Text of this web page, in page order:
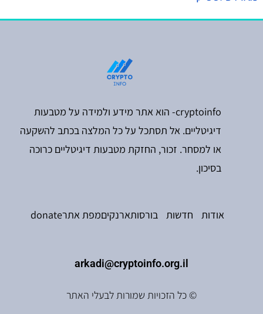
cryptoinfo- הוא אתר מידע ולמידה על מטבעות
דיגיטליים. אל תסתכל על כל המלצה בכתב להשקעה
או למסחר. זכור, החזקת מטבעות דיגיטליים כרוכה
בסיכון.
אודות חדשות בורסותארנקיםמפת אתרdonate
arkadi@cryptoinfo.org.il
© כל הזכויות שמורות לבעלי האתר